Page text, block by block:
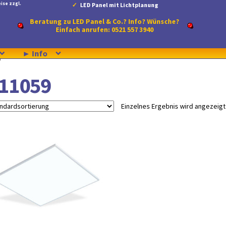
zzgl.
LED Panel mit Lichtplanung
Beratung zu LED Panel & Co.? Info? Wünsche?
Einfach anrufen: 0521 557 3940
► Info
Einzelnes Ergebnis wird angezeigt